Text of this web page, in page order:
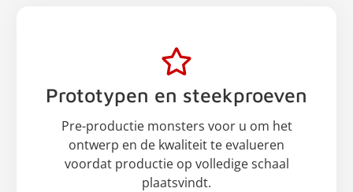
Prototypen en steekproeven
Pre-productie monsters voor u om het
ontwerp en de kwaliteit te evalueren
voordat productie op volledige schaal
plaatsvindt.